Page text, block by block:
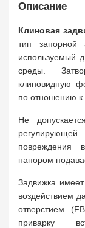
Описание
Клиновая
тип запорной
используемый
среды.
клиновидную
по отношению к
Не
регулирующей
повреждения
напором
Задвижка
воздействием
отверстием
приварку